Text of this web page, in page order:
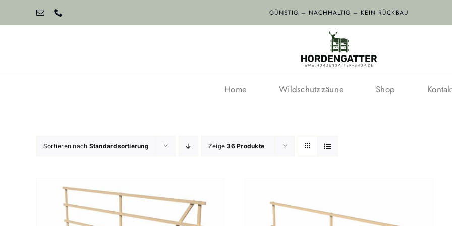
GÜNSTIG – NACHHALTIG – KEIN RÜCKBAU
Home Wildschutzzäune Shop
Sortieren nach Standardsortierung Zeige36 Produkte